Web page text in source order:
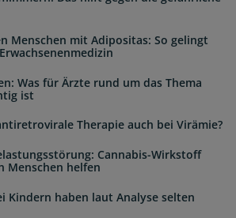
Menschen mit Adipositas: So gelingt
Was für Ärzte rund um das Thema
ist
Therapie auch bei Virämie?
Cannabis-Wirkstoff
Menschen helfen
Kindern haben laut Analyse selten